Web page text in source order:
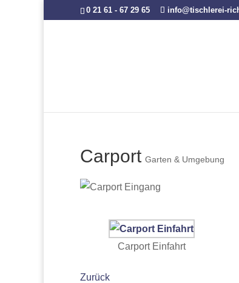
0 21 61 - 67 29 65 info@tischlerei-
Carport Garten & Umgebung
Carport Einfahrt
Zurück